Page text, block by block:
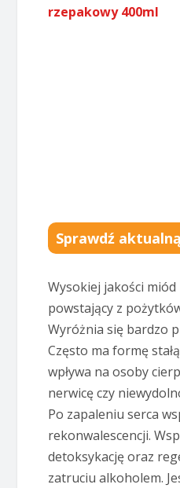
rzepakowy 400ml
Sprawdź
Wysokiej jakości
powstający z
Wyróżnia się bardzo
Często ma formę
wpływa na osoby
nerwicę czy
Po zapaleniu serca
rekonwalescencji.
detoksykację oraz
zatruciu alkoholem.